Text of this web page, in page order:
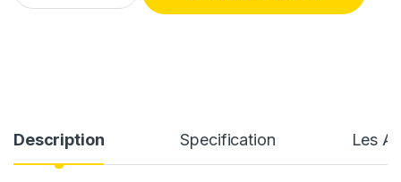
Description Specification Les